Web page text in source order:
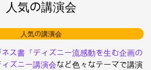
人気の講演会
人気の講演会
ス書『ディズニー流感動を生む企画の
ィズニー講演会など色々なテーマで講演